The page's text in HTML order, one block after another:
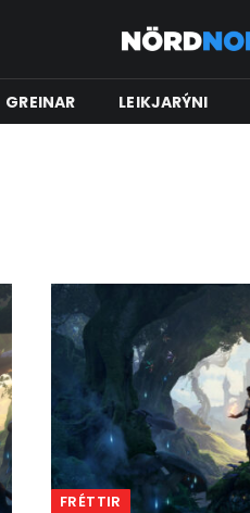
GREINAR LEIKJARÝNI
FRÉTTIR